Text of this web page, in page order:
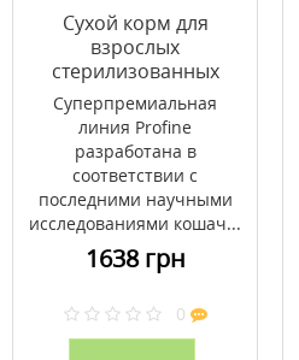
Сухой корм для
взрослых
стерилизованных
котов Profine Cat
Sterilised с курицей и
рисом 10 кг
Суперпремиальная
линия Profine
разработана в
соответствии с
последними научными
исследованиями кошач...
1638 грн
0